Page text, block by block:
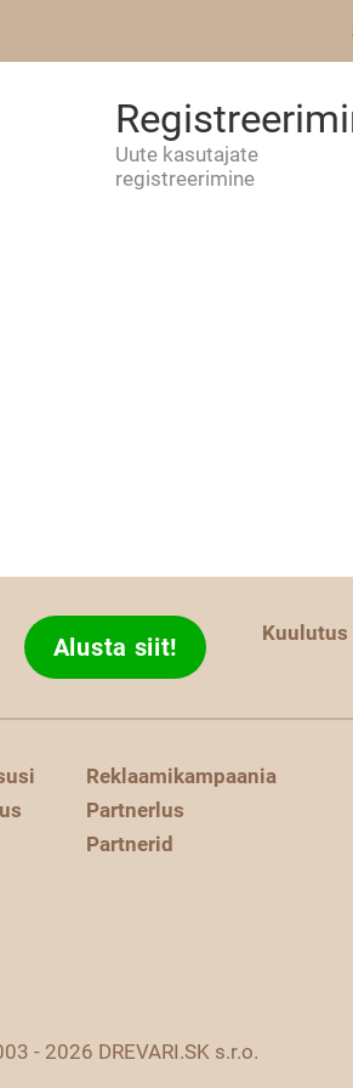
Uute kasutajate
registreerimine
Alusta siit! Kuulutus
Reklaamikampaania
Partnerlus
Partnerid
- 2026 DREVARI.SK s.r.o.